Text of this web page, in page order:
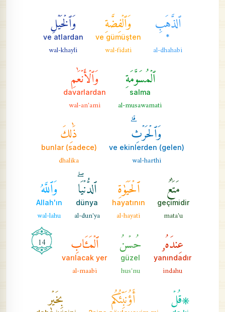
ٱلذَّهَبِ
*
al-dhahabi
وَٱلۡفِضَّةِ
ve gümüşten
wal-fidati
وَٱلۡخَيۡلِ
ve atlardan
wal-khayli
ٱلۡمُسَوَّمَةِ
salma
al-musawamati
وَٱلۡأَنۡعَٰمِ
davarlardan
wal-an'ami
وَٱلۡحَرۡثِۗ
ve ekinlerden (gelen)
wal-harthi
ذَٰلِكَ
bunlar (sadece)
dhalika
مَتَٰعُ
geçimidir
mata'u
ٱلۡحَيَوٰةِ
hayatının
al-hayati
ٱلدُّنۡيَاۖ
dünya
al-dun'ya
وَٱللَّهُ
Allah'ın
wal-lahu
عِندَهُۥ
yanındadır
indahu
حُسۡنُ
güzel
hus'nu
ٱلۡمَـَٔابِ
varılacak yer
al-maabi
14
۞قُلۡ أَؤُنَبِّئُكُم بِخَيۡرٖ